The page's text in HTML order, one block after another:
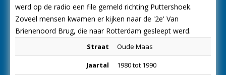
werd op de radio een file gemeld richting Puttershoek.
Zoveel mensen kwamen er kijken naar de '2e' Van
Brienenoord Brug, die naar Rotterdam gesleept werd.
Straat Oude Maas
Jaartal 1980 tot 1990